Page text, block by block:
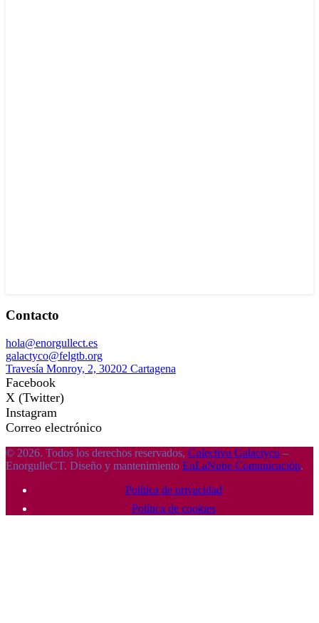
Contacto
hola@enorgullect.es
galactyco@felgtb.org
Travesía Monroy, 2, 30202 Cartagena
Facebook
X (Twitter)
Instagram
Correo electrónico
© 2026. Todos los derechos reservados, Colectivo Galactyco –
EnorgulleCT. Diseño y mantenimiento EnLaNube Comunicación.
Política de privacidad
Política de cookies